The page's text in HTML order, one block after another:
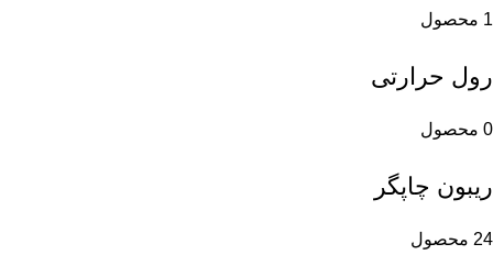
1 محصول
رول حرارتی
0 محصول
ریبون چاپگر
24 محصول